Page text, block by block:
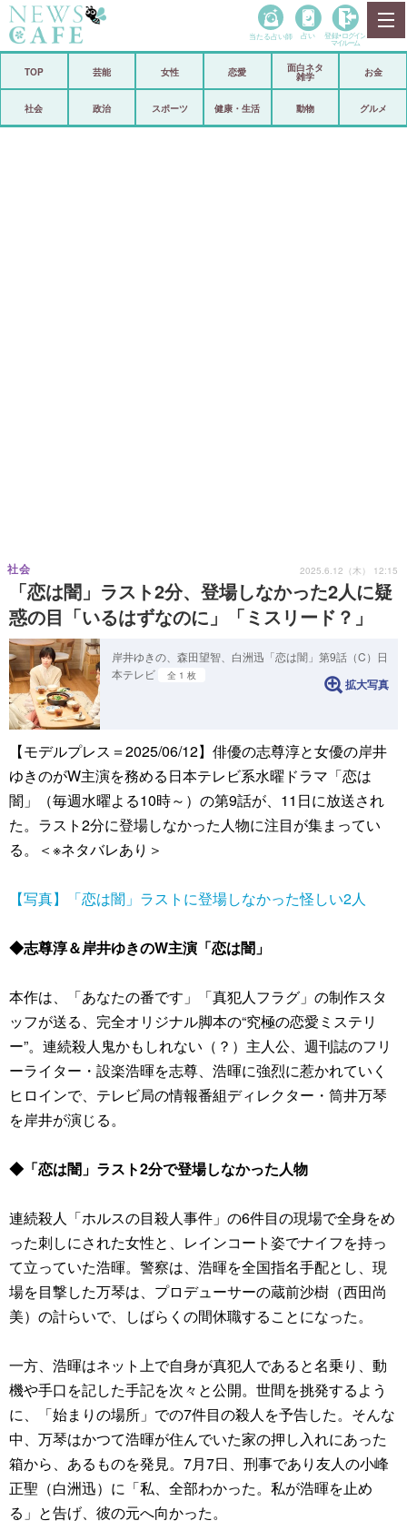
政治
当たる占い師 占い 登録• ログイン
マイルーム
TOP 芸能 女性 恋愛
面白ネタ
雑学
お金
社会 政治 スポーツ 健康・生活 動物 グルメ
「恋は闇」ラスト2分、登場しなかった2人に疑
惑の目「いるはずなのに」「ミスリード？」
社会 2025.6.12（木） 12:15
岸井ゆきの、森田望智、白洲迅「恋は闇」第9話（C）日
本テレビ
全 1 枚
拡大写真
【モデルプレス＝2025/06/12】俳優の志尊淳と女優の岸井
ゆきのがW主演を務める日本テレビ系水曜ドラマ「恋は
闇」（毎週水曜よる10時～）の第9話が、11日に放送され
た。ラスト2分に登場しなかった人物に注目が集まってい
る。＜※ネタバレあり＞
【写真】「恋は闇」ラストに登場しなかった怪しい2人
◆志尊淳＆岸井ゆきのW主演「恋は闇」
本作は、「あなたの番です」「真犯人フラグ」の制作スタ
ッフが送る、完全オリジナル脚本の“究極の恋愛ミステリ
ー”。連続殺人鬼かもしれない（？）主人公、週刊誌のフリ
ーライター・設楽浩暉を志尊、浩暉に強烈に惹かれていく
ヒロインで、テレビ局の情報番組ディレクター・筒井万琴
を岸井が演じる。
◆「恋は闇」ラスト2分で登場しなかった人物
連続殺人「ホルスの目殺人事件」の6件目の現場で全身をめ
った刺しにされた女性と、レインコート姿でナイフを持っ
て立っていた浩暉。警察は、浩暉を全国指名手配とし、現
場を目撃した万琴は、プロデューサーの蔵前沙樹（西田尚
美）の計らいで、しばらくの間休職することになった。
一方、浩暉はネット上で自身が真犯人であると名乗り、動
機や手口を記した手記を次々と公開。世間を挑発するよう
に、「始まりの場所」での7件目の殺人を予告した。そんな
中、万琴はかつて浩暉が住んでいた家の押し入れにあった
箱から、あるものを発見。7月7日、刑事であり友人の小峰
正聖（白洲迅）に「私、全部わかった。私が浩暉を止め
る」と告げ、彼の元へ向かった。